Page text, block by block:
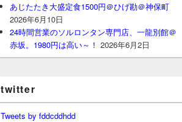
あじたたき大盛定食1500円＠ひげ勘＠神保町
2026年6月10日
24時間営業のソルロンタン専門店、一龍別館＠
赤坂。1980円は高い～！ 2026年6月2日
twitter
Tweets by fddcddhdd